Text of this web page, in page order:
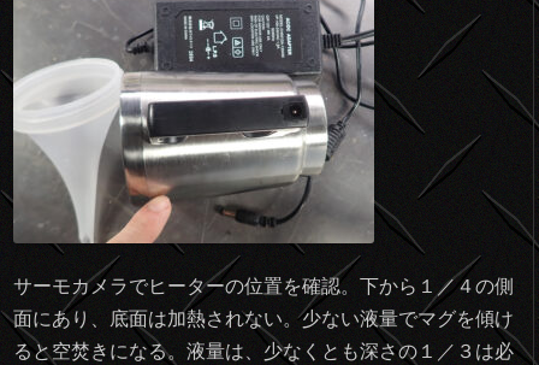
サーモカメラでヒーターの位置を確認。下から１／４の側
面にあり、底面は加熱されない。少ない液量でマグを傾け
ると空焚きになる。液量は、少なくとも深さの１／３は必